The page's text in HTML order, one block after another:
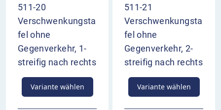
511-20
Verschwenkungsta
fel ohne
Gegenverkehr, 1-
streifig nach rechts
Variante wählen
511-21
Verschwenkungsta
fel ohne
Gegenverkehr, 2-
streifig nach rechts
Variante wählen